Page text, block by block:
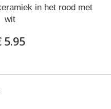
in het rood met
wit
5.95